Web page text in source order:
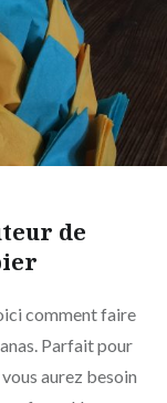
de
comment faire
Parfait pour
aurez besoin